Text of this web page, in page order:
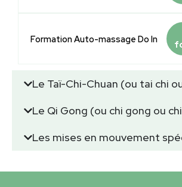
Formation Auto-massage Do In
Le Taï-Chi-Chuan (ou tai chi
Le Qi Gong (ou chi gong ou
Les mises en mouvement